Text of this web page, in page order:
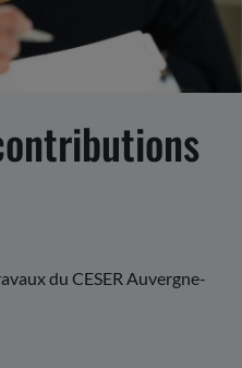
du CESER Auvergne-